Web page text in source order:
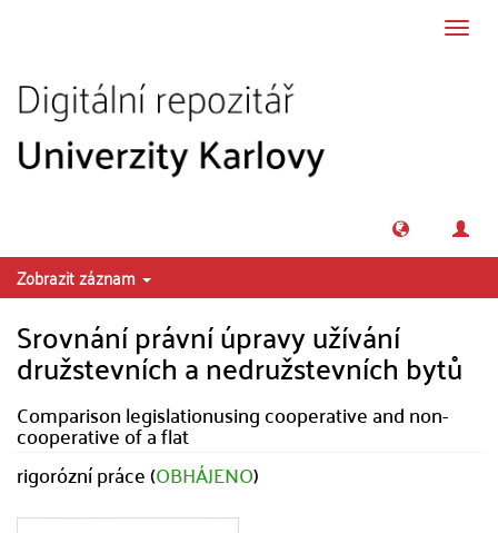
Zobrazit záznam
Srovnání právní úpravy užívání
družstevních a nedružstevních bytů
Comparison legislationusing cooperative and non-
cooperative of a flat
rigorózní práce (OBHÁJENO)